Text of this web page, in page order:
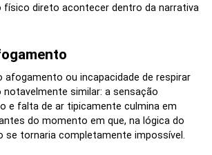
físico direto acontecer dentro da narrativa
afogamento ou incapacidade de respirar
notavelmente similar: a sensação
e falta de ar tipicamente culmina em
do momento em que, na lógica do
se tornaria completamente impossível.